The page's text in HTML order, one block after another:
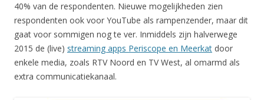
40% van de respondenten. Nieuwe mogelijkheden zien
respondenten ook voor YouTube als rampenzender, maar dit
gaat voor sommigen nog te ver. Inmiddels zijn halverwege
2015 de (live) streaming apps Periscope en Meerkat door
enkele media, zoals RTV Noord en TV West, al omarmd als
extra communicatiekanaal.